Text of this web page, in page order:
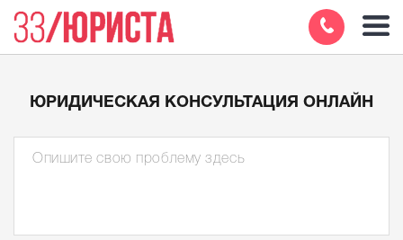
ЮРИДИЧЕСКАЯ КОНСУЛЬТАЦИЯ ОНЛАЙН